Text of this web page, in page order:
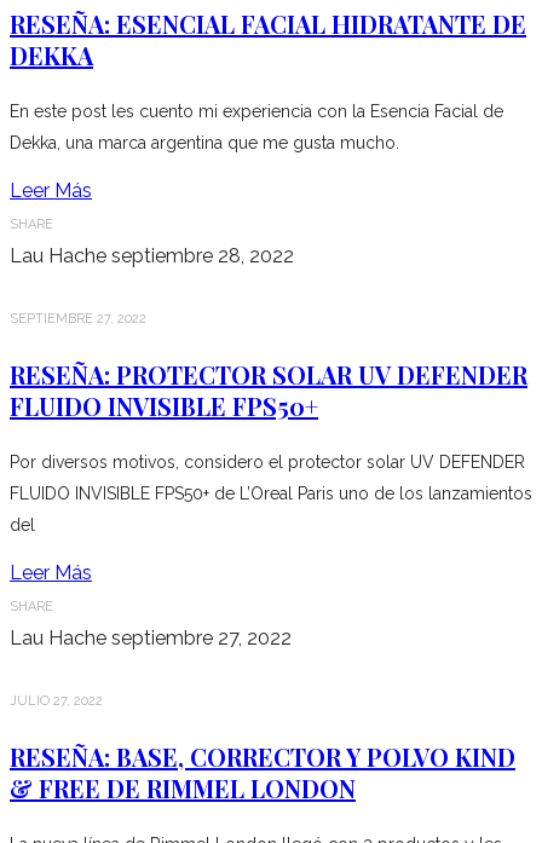
RESEÑA: ESENCIAL FACIAL HIDRATANTE DE
DEKKA
En este post les cuento mi experiencia con la Esencia Facial de
Dekka, una marca argentina que me gusta mucho.
Leer Más
SHARE
Lau Hache septiembre 28, 2022
SEPTIEMBRE 27, 2022
RESEÑA: PROTECTOR SOLAR UV DEFENDER
FLUIDO INVISIBLE FPS50+
Por diversos motivos, considero el protector solar UV DEFENDER
FLUIDO INVISIBLE FPS50+ de L’Oreal Paris uno de los lanzamientos
del
Leer Más
SHARE
Lau Hache septiembre 27, 2022
JULIO 27, 2022
RESEÑA: BASE, CORRECTOR Y POLVO KIND
& FREE DE RIMMEL LONDON